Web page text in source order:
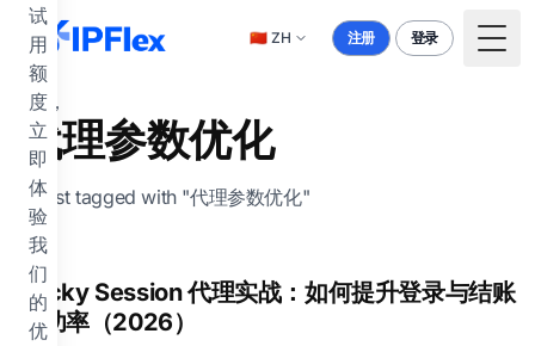
试
用
额
度，
立
即
体
验
我
们
的
优
跳到主要内容
🇨🇳 ZH 注册 登录
代理参数优化
1 post tagged with "代理参数优化"
Sticky Session 代理实战：如何提升登录与结账
成功率（2026）